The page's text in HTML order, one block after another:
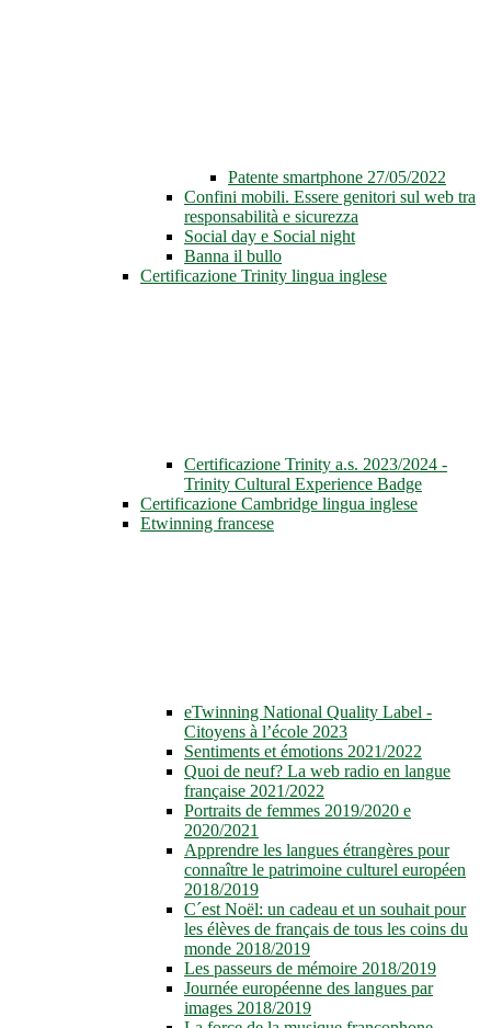
Patente smartphone 27/05/2022
Confini mobili. Essere genitori sul web tra
responsabilità e sicurezza
Social day e Social night
Banna il bullo
Certificazione Trinity lingua inglese
Certificazione Trinity a.s. 2023/2024 -
Trinity Cultural Experience Badge
Certificazione Cambridge lingua inglese
Etwinning francese
eTwinning National Quality Label -
Citoyens à l’école 2023
Sentiments et émotions 2021/2022
Quoi de neuf? La web radio en langue
française 2021/2022
Portraits de femmes 2019/2020 e
2020/2021
Apprendre les langues étrangères pour
connaître le patrimoine culturel européen
2018/2019
C´est Noël: un cadeau et un souhait pour
les élèves de français de tous les coins du
monde 2018/2019
Les passeurs de mémoire 2018/2019
Journée européenne des langues par
images 2018/2019